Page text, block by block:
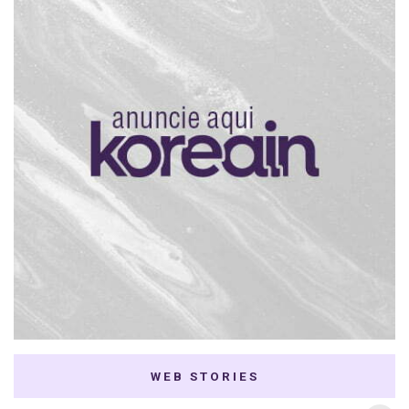
WEB STORIES
7 K-dramas Enemies
to Lovers
Thai Dramas com
First e Khaotung